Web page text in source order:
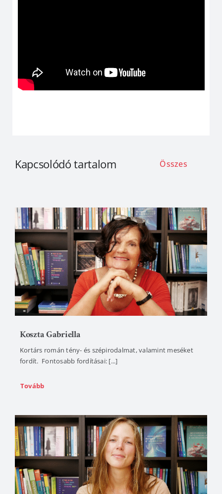
Kapcsolódó tartalom Összes
Koszta Gabriella
Kortárs román tény- és szépirodalmat, valamint meséket
fordít. Fontosabb fordításai: [...]
Tovább